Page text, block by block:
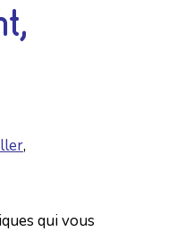
,
qui vous